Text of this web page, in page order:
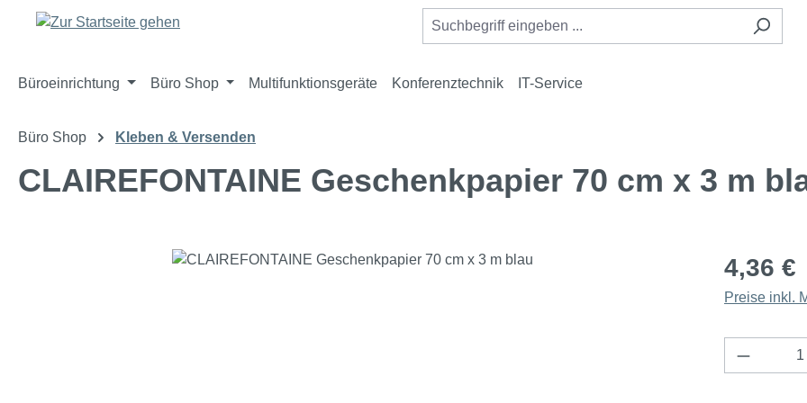
Hauptinhalt springen
Zur Suche springen
Zur Hauptnavigation springen
Büroeinrichtung Büro Shop Multifunktionsgeräte Konferenztechnik IT-Service
Büro Shop Kleben & Versenden
CLAIREFONTAINE Geschenkpapier 70 cm x 3 m
Bildergalerie überspringen 4,36 €
Preise inkl.